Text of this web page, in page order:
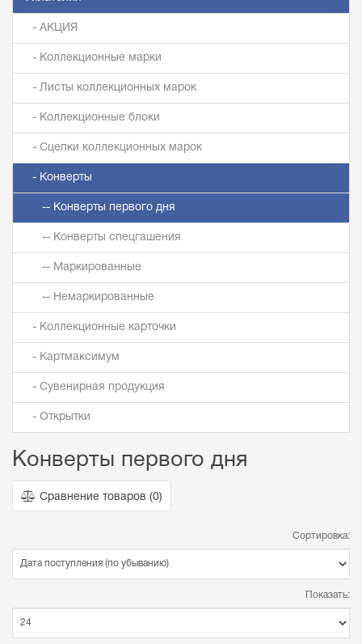
- АКЦИЯ
- Коллекционные марки
- Листы коллекционных марок
- Коллекционные блоки
- Сцепки коллекционных марок
- Конверты
-- Конверты первого дня
-- Конверты спецгашения
-- Маркированные
-- Немаркированные
- Коллекционные карточки
- Картмаксимум
- Сувенирная продукция
- Открытки
Конверты первого дня
Сравнение товаров (0)
Сортировка:
Показать: